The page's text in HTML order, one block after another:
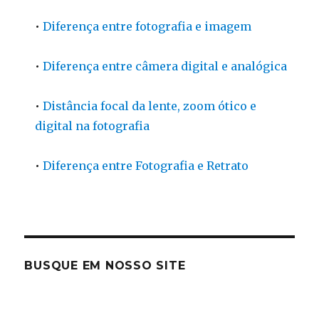
•Diferença entre fotografia e imagem
•Diferença entre câmera digital e analógica
•Distância focal da lente, zoom ótico e
digital na fotografia
•Diferença entre Fotografia e Retrato
BUSQUE EM NOSSO SITE